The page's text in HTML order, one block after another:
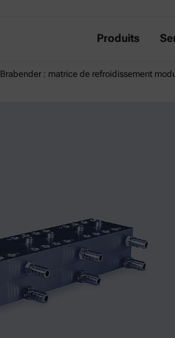
Produits
Brabender : matrice de refroidissement